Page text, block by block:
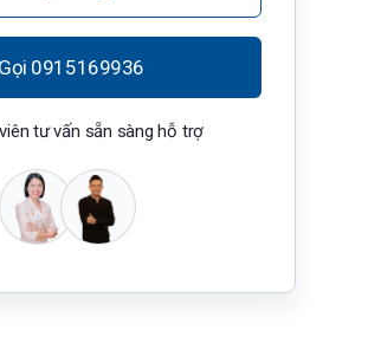
Gọi 0915169936
tư vấn sẵn sàng hỗ trợ